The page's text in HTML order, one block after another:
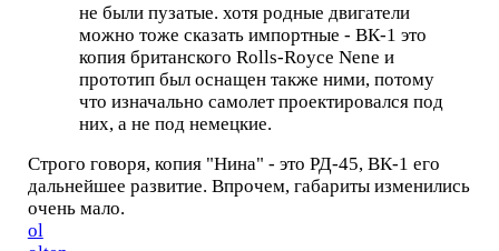
не были пузатые. хотя родные двигатели
можно тоже сказать импортные - ВК-1 это
копия британского Rolls-Royce Nene и
прототип был оснащен также ними, потому
что изначально самолет проектировался под
них, а не под немецкие.
Строго говоря, копия "Нина" - это РД-45, ВК-1 его
дальнейшее развитие. Впрочем, габариты изменились
очень мало.
ol